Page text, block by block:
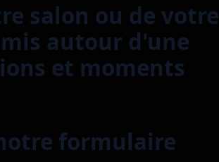
salon ou de votre
autour d'une
et moments
formulaire